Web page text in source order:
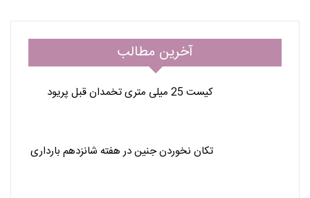
آخرین مطالب
کیست 25 میلی متری تخمدان قبل پریود
تکان نخوردن جنین در هفته شانزدهم بارداری